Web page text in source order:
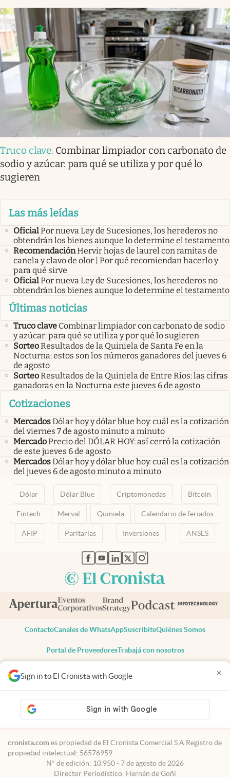
Sign in to El Cronista with Google ×
Truco clave. Combinar limpiador con carbonato de
sodio y azúcar: para qué se utiliza y por qué lo
sugieren
Las más leídas
OficialPor nueva Ley de Sucesiones, los herederos no
obtendrán los bienes aunque lo determine el testamento
RecomendaciónHervir hojas de laurel con ramitas de
canela y clavo de olor | Por qué recomiendan hacerlo y
para qué sirve
OficialPor nueva Ley de Sucesiones, los herederos no
obtendrán los bienes aunque lo determine el testamento
Últimas noticias
Truco clave Combinar limpiador con carbonato de sodio
y azúcar: para qué se utiliza y por qué lo sugieren
SorteoResultados de la Quiniela de Santa Fe en la
Nocturna: estos son los números ganadores del jueves 6
de agosto
SorteoResultados de la Quiniela de Entre Ríos: las cifras
ganadoras en la Nocturna este jueves 6 de agosto
Cotizaciones
MercadosDólar hoy y dólar blue hoy: cuál es la cotización
del viernes 7 de agosto minuto a minuto
MercadoPrecio del DÓLAR HOY: así cerró la cotización
de este jueves 6 de agosto
MercadosDólar hoy y dólar blue hoy: cuál es la cotización
del jueves 6 de agosto minuto a minuto
Dólar Dólar Blue Criptomonedas Bitcoin
Fintech Merval Quiniela Calendario de feriados
AFIP Paritarias Inversiones ANSES
abre en nueva pestaña
abre en nueva pestaña
abre en nueva pestaña
abre en nueva pestaña
abre en nueva pestaña
ContactoCanales de WhatsAppSuscribiteQuiénes Somos
Portal de ProveedoresTrabajá con nosotros
Todos los derechos reservados
Privacidad
Consentimiento
Tel:+54 11 7078-3270
cronista.com es propiedad de El Cronista Comercial S.A Registro de
propiedad intelectual: 56576959
N° de edición: 10.950 - 7 de agosto de 2026
Director Periodístico: Hernán de Goñi